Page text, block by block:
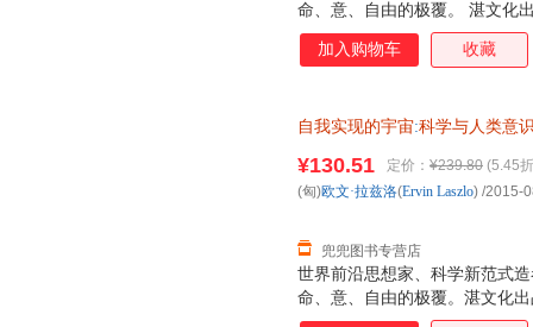
命、意、自由的极覆。 湛文化
加入购物车 收藏
自我实现的宇宙:科学与人类意
世界前沿思想家、科学新范式
命、意、自由的极覆。湛文化
¥130.51 定价： ¥239.80 (5.45
兜兜图书专营店
(匈)欧文·拉兹洛(Ervin Laszlo) /2015-